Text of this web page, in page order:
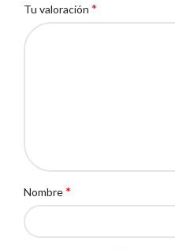
Tu valoración *
Nombre*